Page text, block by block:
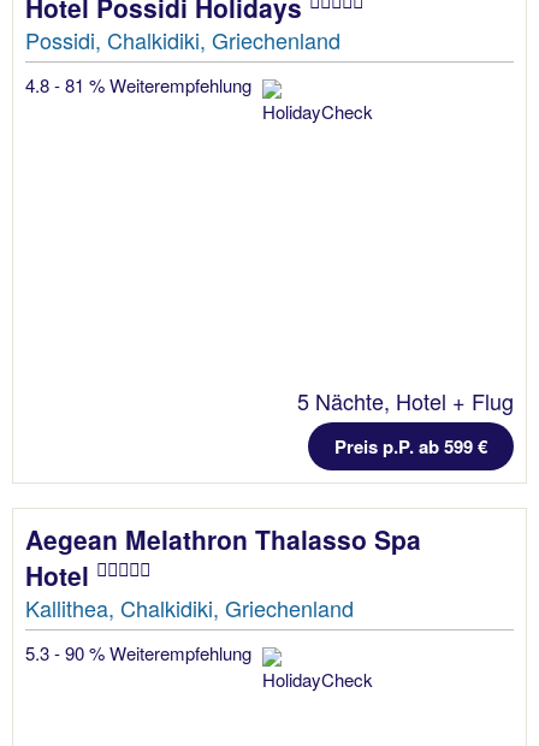
Hotel Possidi Holidays
Possidi, Chalkidiki, Griechenland
4.8 - 81 % Weiterempfehlung
5 Nächte, Hotel + Flug
Preis p.P. ab 599 €
Aegean Melathron Thalasso Spa
Hotel
Kallithea, Chalkidiki, Griechenland
5.3 - 90 % Weiterempfehlung